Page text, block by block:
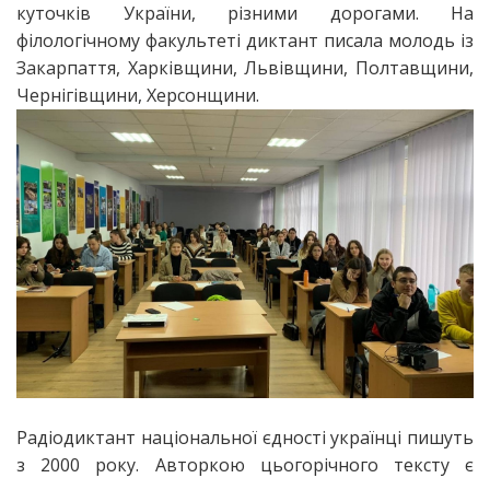
куточків України, різними дорогами. На
філологічному факультеті диктант писала молодь із
Закарпаття, Харківщини, Львівщини, Полтавщини,
Чернігівщини, Херсонщини.
Радіодиктант національної єдності українці пишуть
з 2000 року. Авторкою цьогорічного тексту є